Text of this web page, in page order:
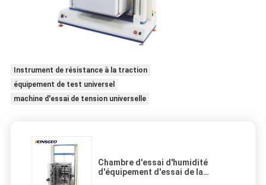
Instrument de résistance à la traction
équipement de test universel
machine d'essai de tension universelle
Chambre d'essai d'humidité
d'équipement d'essai de la